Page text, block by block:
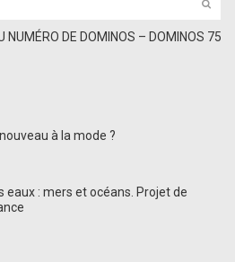
NUMÉRO DE DOMINOS – DOMINOS 75
à la mode ?
eaux : mers et océans. Projet de